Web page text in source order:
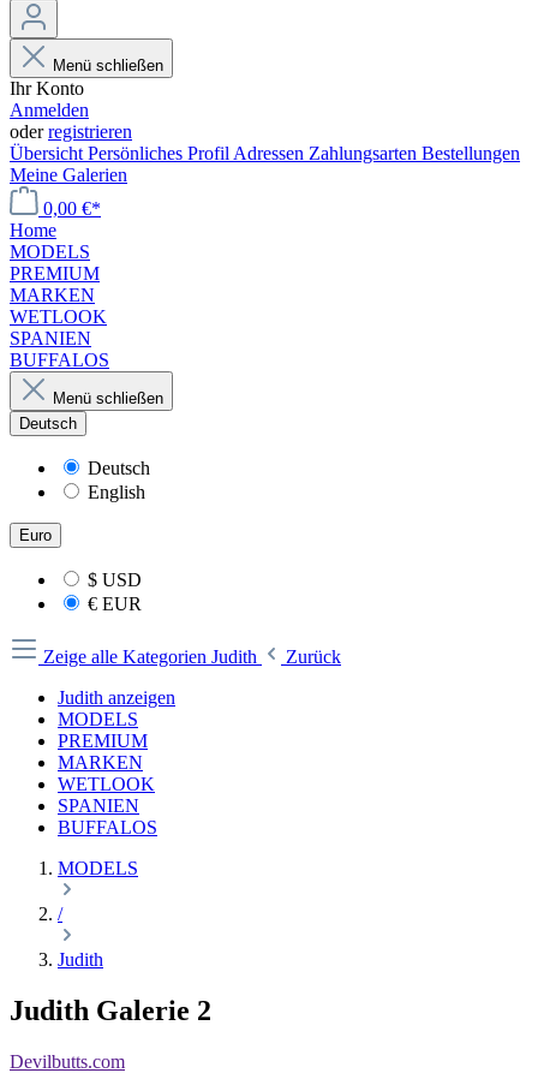
Menü schließen
Ihr Konto
Anmelden
oderregistrieren
Übersicht Persönliches Profil Adressen Zahlungsarten Bestellungen
Meine Galerien
0,00 €*
Home
MODELS
PREMIUM
MARKEN
WETLOOK
SPANIEN
BUFFALOS
Menü schließen
Deutsch
Deutsch
English
Euro
$ USD
€ EUR
Zeige alle Kategorien Judith
Zurück
Judith anzeigen
MODELS
PREMIUM
MARKEN
WETLOOK
SPANIEN
BUFFALOS
MODELS
/
Judith
Judith Galerie 2
Devilbutts.com